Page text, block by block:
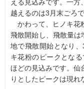
える見込みです。一方
越えるのは3月末ごろで
かわって、ヒノキ花
飛散開始し、飛散量
地で飛散開始となり
キ花粉のピークとな
ほどの見込みです。仙
りとしたピークは現れ